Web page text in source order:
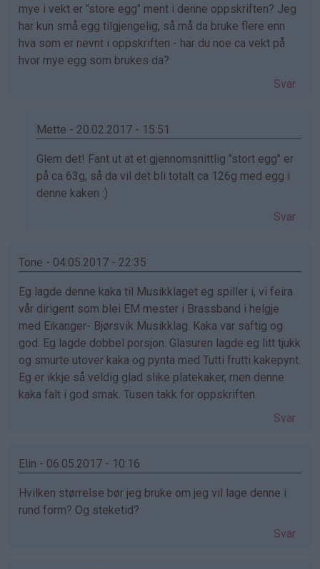
mye i vekt er "store egg" ment i denne oppskriften? Jeg
har kun små egg tilgjengelig, så må da bruke flere enn
hva som er nevnt i oppskriften - har du noe ca vekt på
hvor mye egg som brukes da?
Svar
Mette - 20.02.2017 - 15:51
Som
svar
på
bekreftet)
Glem det! Fant ut at et gjennomsnittlig "stort egg" er
på ca 63g, så da vil det bli totalt ca 126g med egg i
denne kaken :)
Svar
Tone - 04.05.2017 - 22:35
Eg lagde denne kaka til Musikklaget eg spiller i, vi feira
vår dirigent som blei EM mester i Brassband i helgje
med Eikanger- Bjørsvik Musikklag. Kaka var saftig og
god. Eg lagde dobbel porsjon. Glasuren lagde eg litt tjukk
og smurte utover kaka og pynta med Tutti frutti kakepynt.
Eg er ikkje så veldig glad slike platekaker, men denne
kaka falt i god smak. Tusen takk for oppskriften.
Svar
Elin - 06.05.2017 - 10:16
Hvilken størrelse bør jeg bruke om jeg vil lage denne i
rund form? Og steketid?
Svar